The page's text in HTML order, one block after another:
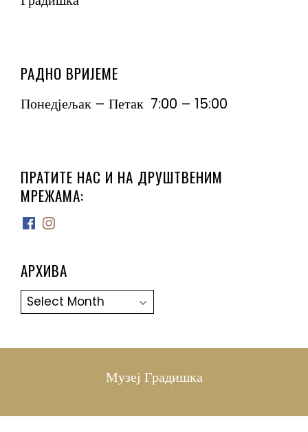
РАДНО ВРИЈЕМЕ
Понедјељак – Петак 7:00 – 15:00
ПРАТИТЕ НАС И НА ДРУШТВЕНИМ
МРЕЖАМА:
Facebook
Instagram
АРХИВА
Архива
Музеј Градишка